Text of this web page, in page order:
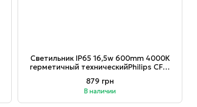
Светильник ІР65 16,5w 600mm 4000К
герметичный техническийPhilips CFW
879 грн
В наличии